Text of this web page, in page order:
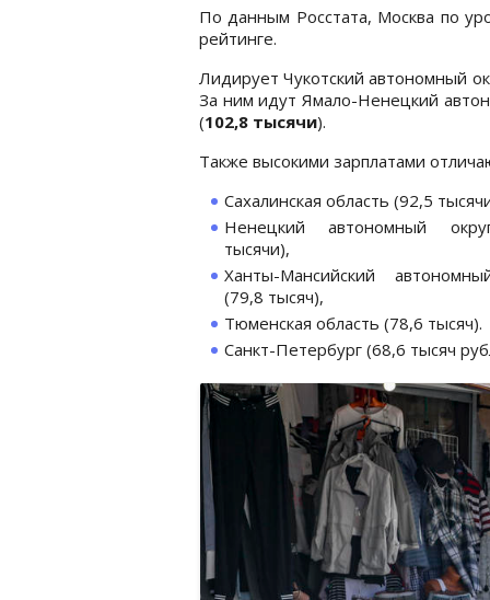
По данным Росстата, Москва по
рейтинге.
Лидирует Чукотский автономный
За ним идут Ямало-Ненецкий
(102,8 тысячи).
Также высокими зарплатами
Сахалинская область (92,5
Ненецкий автономный
тысячи),
Ханты-Мансийский
(79,8 тысяч),
Тюменская область (78,6 тысяч).
Санкт-Петербург (68,6 тысяч